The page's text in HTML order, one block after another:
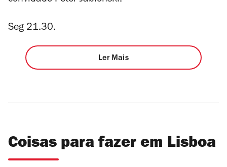
Seg 21.30.
Ler Mais
Coisas para fazer em Lisboa